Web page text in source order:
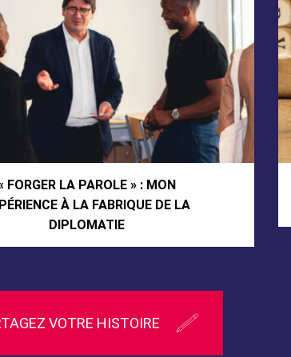
FORGER LA PAROLE » : MON
À LA FABRIQUE DE LA
DIPLOMATIE
VOTRE HISTOIRE